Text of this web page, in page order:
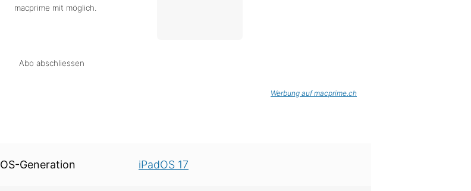
macprime mit möglich.
Abo abschliessen
Werbung auf macprime.ch
OS-Generation
iPadOS 17